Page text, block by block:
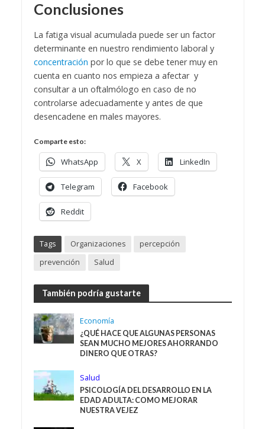
Conclusiones
La fatiga visual acumulada puede ser un factor
determinante en nuestro rendimiento laboral y
concentración por lo que se debe tener muy en
cuenta en cuanto nos empieza a afectar y
consultar a un oftalmólogo en caso de no
controlarse adecuadamente y antes de que
desencadene en males mayores.
Comparte esto:
WhatsApp X LinkedIn
Telegram Facebook
Reddit
Tags Organizaciones
percepción
prevención
Salud
También podría gustarte
Economía
¿QUÉ HACE QUE ALGUNAS PERSONAS
SEAN MUCHO MEJORES AHORRANDO
DINERO QUE OTRAS?
Salud
PSICOLOGÍA DEL DESARROLLO EN LA
EDAD ADULTA: COMO MEJORAR
NUESTRA VEJEZ